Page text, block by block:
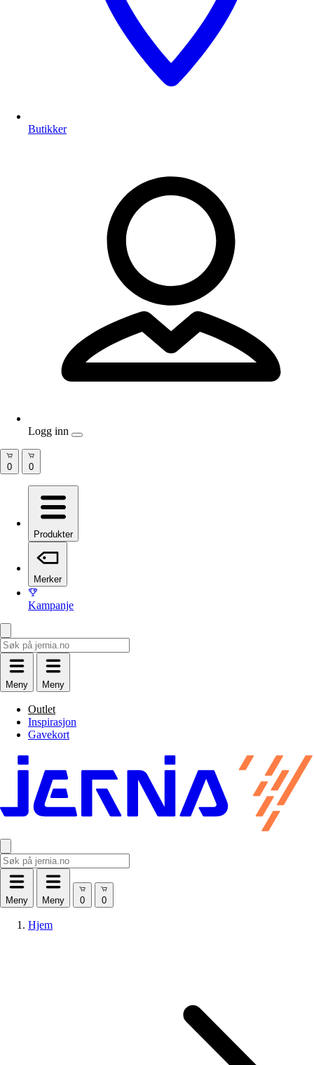
Butikker
Produkter
Merker
Kampanje
Meny Meny
Outlet
Inspirasjon
Gavekort
Meny Meny
Hjem